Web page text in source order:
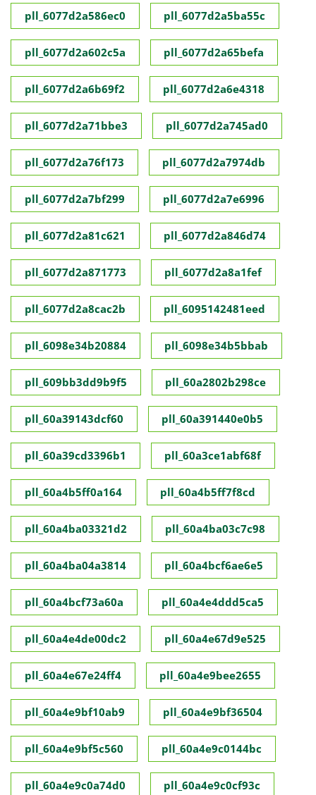
pll_6077d2a586ec0 pll_6077d2a5ba55c
pll_6077d2a602c5a pll_6077d2a65befa
pll_6077d2a6b69f2 pll_6077d2a6e4318
pll_6077d2a71bbe3 pll_6077d2a745ad0
pll_6077d2a76f173 pll_6077d2a7974db
pll_6077d2a7bf299 pll_6077d2a7e6996
pll_6077d2a81c621 pll_6077d2a846d74
pll_6077d2a871773 pll_6077d2a8a1fef
pll_6077d2a8cac2b pll_6095142481eed
pll_6098e34b20884 pll_6098e34b5bbab
pll_609bb3dd9b9f5 pll_60a2802b298ce
pll_60a39143dcf60 pll_60a391440e0b5
pll_60a39cd3396b1 pll_60a3ce1abf68f
pll_60a4b5ff0a164 pll_60a4b5ff7f8cd
pll_60a4ba03321d2 pll_60a4ba03c7c98
pll_60a4ba04a3814 pll_60a4bcf6ae6e5
pll_60a4bcf73a60a pll_60a4e4ddd5ca5
pll_60a4e4de00dc2 pll_60a4e67d9e525
pll_60a4e67e24ff4 pll_60a4e9bee2655
pll_60a4e9bf10ab9 pll_60a4e9bf36504
pll_60a4e9bf5c560 pll_60a4e9c0144bc
pll_60a4e9c0a74d0 pll_60a4e9c0cf93c